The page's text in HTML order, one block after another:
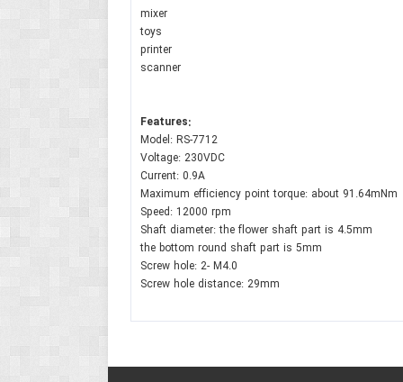
mixer
toys
printer
scanner
Features:
Model: RS-7712
Voltage: 230VDC
Current: 0.9A
Maximum efficiency point torque: about 91.64mNm
Speed: 12000 rpm
Shaft diameter: the flower shaft part is 4.5mm
the bottom round shaft part is 5mm
Screw hole: 2- M4.0
Screw hole distance: 29mm